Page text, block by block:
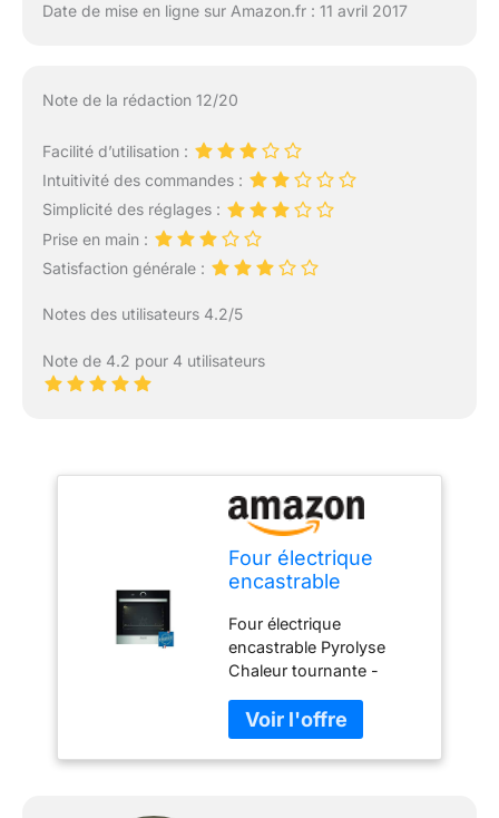
Date de mise en ligne sur Amazon.fr : 11 avril 2017
Note de la rédaction 12/20
Facilité d’utilisation :
Intuitivité des commandes :
Simplicité des réglages :
Prise en main :
Satisfaction générale :
Notes des utilisateurs 4.2/5
Note de 4.2 pour 4 utilisateurs
Four électrique
encastrable
tournante -
Multifonction -
BRANDT BXP5560X
- Inox - 73 L -
Classe A+
Four électrique
encastrable Pyrolyse
Chaleur tournante -
BXP5560X - Inox - 73 L
- Classe A+ -
rapido2shop